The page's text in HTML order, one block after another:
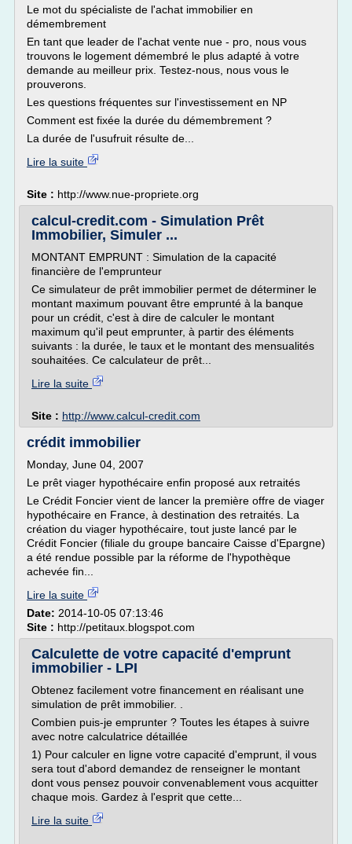
Le mot du spécialiste de l'achat immobilier en
démembrement
En tant que leader de l'achat vente nue - pro, nous vous
trouvons le logement démembré le plus adapté à votre
demande au meilleur prix. Testez-nous, nous vous le
prouverons.
Les questions fréquentes sur l'investissement en NP
Comment est fixée la durée du démembrement ?
La durée de l'usufruit résulte de...
Lire la suite
Site : http://www.nue-propriete.org
calcul-credit.com - Simulation Prêt
Immobilier, Simuler ...
MONTANT EMPRUNT : Simulation de la capacité
financière de l'emprunteur
Ce simulateur de prêt immobilier permet de déterminer le
montant maximum pouvant être emprunté à la banque
pour un crédit, c'est à dire de calculer le montant
maximum qu'il peut emprunter, à partir des éléments
suivants : la durée, le taux et le montant des mensualités
souhaitées. Ce calculateur de prêt...
Lire la suite
Site : http://www.calcul-credit.com
crédit immobilier
Monday, June 04, 2007
Le prêt viager hypothécaire enfin proposé aux retraités
Le Crédit Foncier vient de lancer la première offre de viager
hypothécaire en France, à destination des retraités. La
création du viager hypothécaire, tout juste lancé par le
Crédit Foncier (filiale du groupe bancaire Caisse d'Epargne)
a été rendue possible par la réforme de l'hypothèque
achevée fin...
Lire la suite
Date: 2014-10-05 07:13:46
Site : http://petitaux.blogspot.com
Calculette de votre capacité d'emprunt
immobilier - LPI
Obtenez facilement votre financement en réalisant une
simulation de prêt immobilier. .
Combien puis-je emprunter ? Toutes les étapes à suivre
avec notre calculatrice détaillée
1) Pour calculer en ligne votre capacité d'emprunt, il vous
sera tout d'abord demandez de renseigner le montant
dont vous pensez pouvoir convenablement vous acquitter
chaque mois. Gardez à l'esprit que cette...
Lire la suite